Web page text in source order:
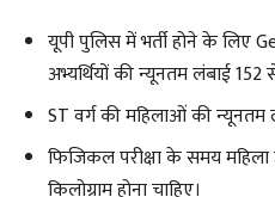
यूपी पुलिस में भर्ती होने के लिए
अभ्यर्थियों की न्यूनतम लंबाई 152
ST वर्ग की महिलाओं की न्यूनतम
फिजिकल परीक्षा के समय